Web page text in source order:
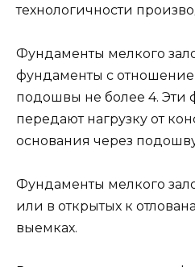
технологичности
Фундаменты мелкого
фундаменты с
подошвы не более 4. Эти
передают нагрузку от
основания через
Фундаменты мелкого
или в открытых к
выемках.